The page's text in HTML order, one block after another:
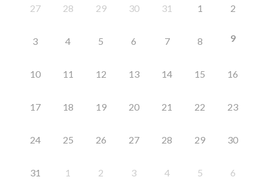
27 28 29 30 31 1 2
3 4 5 6 7 8 9
10 11 12 13 14 15 16
17 18 19 20 21 22 23
24 25 26 27 28 29 30
31 1 2 3 4 5 6